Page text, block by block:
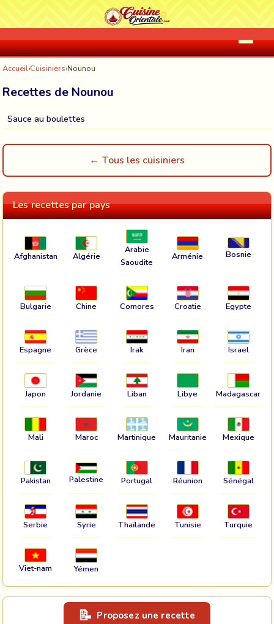
Accueil›Cuisiniers›Nounou
Recettes de Nounou
Sauce au boulettes
← Tous les cuisiniers
Les recettes par pays
Afghanistan Algérie
Arabie
Saoudite
Arménie Bosnie
Bulgarie Chine Comores Croatie Egypte
Espagne Grèce Irak Iran Israel
Japon Jordanie Liban Libye Madagascar
Mali Maroc Martinique Mauritanie Mexique
Pakistan Palestine Portugal Réunion Sénégal
Serbie Syrie Thaïlande Tunisie Turquie
Viet-nam Yémen
Proposez une recette